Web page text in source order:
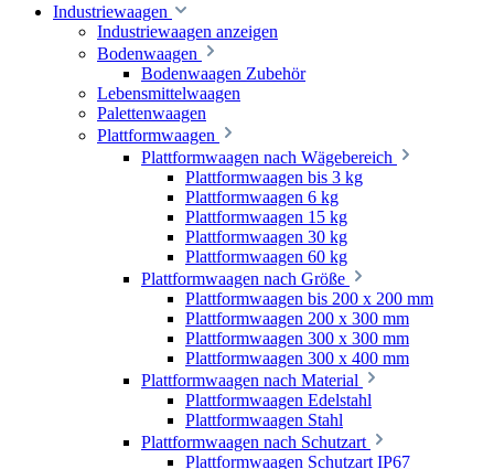
Industriewaagen
Industriewaagen anzeigen
Bodenwaagen
Bodenwaagen Zubehör
Lebensmittelwaagen
Palettenwaagen
Plattformwaagen
Plattformwaagen nach Wägebereich
Plattformwaagen bis 3 kg
Plattformwaagen 6 kg
Plattformwaagen 15 kg
Plattformwaagen 30 kg
Plattformwaagen 60 kg
Plattformwaagen nach Größe
Plattformwaagen bis 200 x 200 mm
Plattformwaagen 200 x 300 mm
Plattformwaagen 300 x 300 mm
Plattformwaagen 300 x 400 mm
Plattformwaagen nach Material
Plattformwaagen Edelstahl
Plattformwaagen Stahl
Plattformwaagen nach Schutzart
Plattformwaagen Schutzart IP67